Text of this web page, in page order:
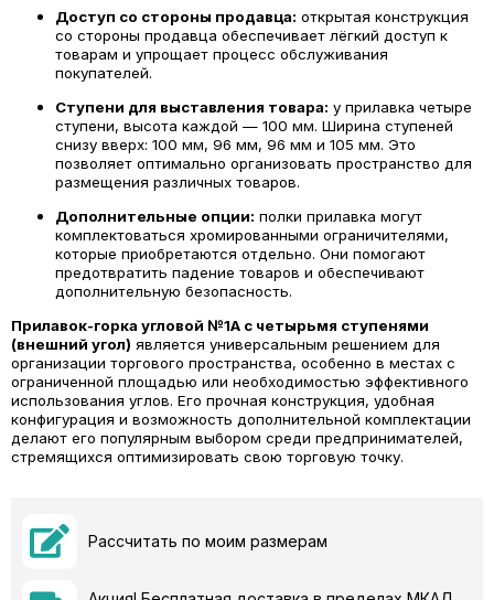
Доступ со стороны продавца: открытая конструкция
со стороны продавца обеспечивает лёгкий доступ к
товарам и упрощает процесс обслуживания
покупателей.
Ступени для выставления товара: у прилавка четыре
ступени, высота каждой — 100 мм. Ширина ступеней
снизу вверх: 100 мм, 96 мм, 96 мм и 105 мм. Это
позволяет оптимально организовать пространство для
размещения различных товаров.
Дополнительные опции: полки прилавка могут
комплектоваться хромированными ограничителями,
которые приобретаются отдельно. Они помогают
предотвратить падение товаров и обеспечивают
дополнительную безопасность.
Прилавок-горка угловой №1А с четырьмя ступенями
(внешний угол) является универсальным решением для
организации торгового пространства, особенно в местах с
ограниченной площадью или необходимостью эффективного
использования углов. Его прочная конструкция, удобная
конфигурация и возможность дополнительной комплектации
делают его популярным выбором среди предпринимателей,
стремящихся оптимизировать свою торговую точку.
Рассчитать по моим размерам